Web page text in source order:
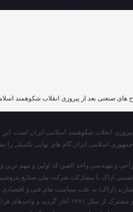
صنعتی بعد از پیروزی انقلاب شکوهمند
انقلاب شکوهمند اسلامی ایران است.
اسلامی ایران گام های نهایی تکمیلی
های اولیه، این طرح در سال ۱۳۶۳ به تصویب شورای عالی اقتصاد رسید. در
(اراک) به علت سیاست های فنی و